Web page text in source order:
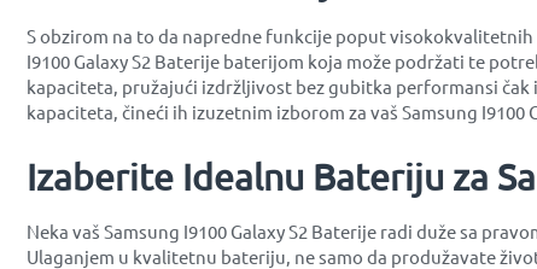
S obzirom na to da napredne funkcije poput
I9100 Galaxy S2 Baterije baterijom koja može podržati te
kapaciteta, pružajući izdržljivost bez gubitka performansi
kapaciteta, čineći ih izuzetnim izborom za vaš Samsung
Izaberite Idealnu Bateriju za
Neka vaš Samsung I9100 Galaxy S2 Baterije radi duže sa
Ulaganjem u kvalitetnu bateriju, ne samo da produžavate